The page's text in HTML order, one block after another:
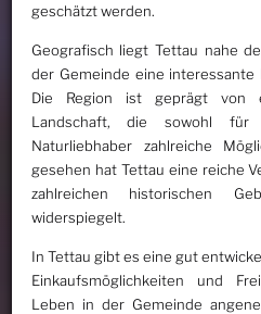
geschätzt werden.
Geografisch liegt Tettau nahe
der Gemeinde eine
Die Region ist geprägt von
Landschaft, die sowohl
Naturliebhaber zahlreiche
gesehen hat Tettau eine reiche
zahlreichen historischen
widerspiegelt.
In Tettau gibt es eine gut
Einkaufsmöglichkeiten und
Leben in der Gemeinde